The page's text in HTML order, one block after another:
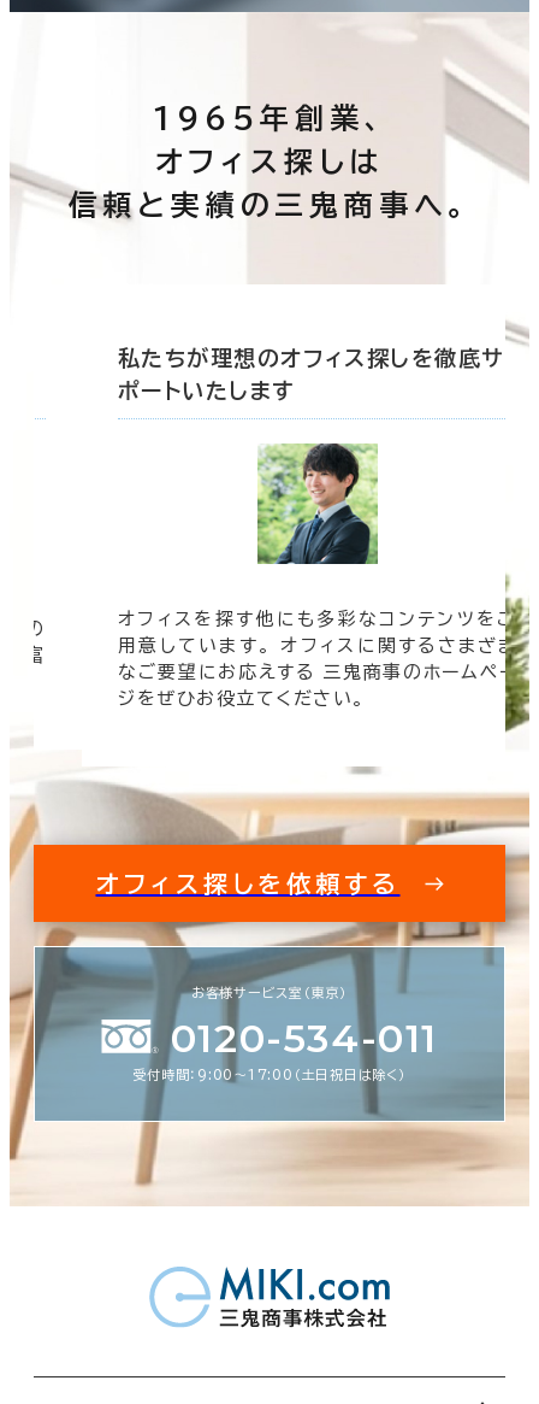
1965年創業、
オフィス探しは
信頼と実績の三鬼商事へ。
の
豊富
私たちが理想のオフィス探しを徹底サ
ポートいたします
オフィスを探す他にも多彩なコンテンツをご
用意しています。 オフィスに関するさまざま
なご要望にお応えする 三鬼商事のホームペー
ジをぜひお役立てください。
オフィス探しを依頼する
お客様サービス室（東京）
0120-534-011
受付時間：9:00〜17:00（土日祝日は除く）